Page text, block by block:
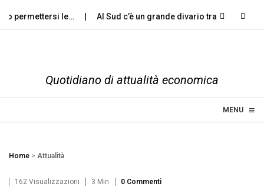
le… Al Sud c’è un grande divario tra gli…
Quotidiano di attualità economica
MENU ≡
☰
Home > Attualità
162 Visualizzazioni 3 Min 0 Commenti